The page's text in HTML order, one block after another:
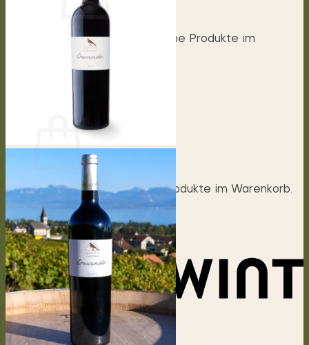
Es befinden sich keine Produkte im
Warenkorb.
Zurück zum Shop
Es befinden sich keine Produkte im Warenkorb.
Zurück zum Shop